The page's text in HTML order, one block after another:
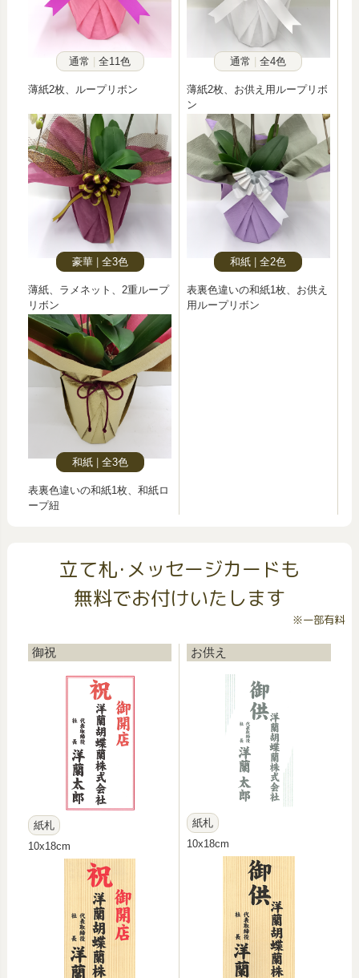
通常 全11色
薄紙2枚、ループリボン
豪華 全3色
薄紙、ラメネット、2重ループ
リボン
和紙 全3色
表裏色違いの和紙1枚、和紙ロ
ープ紐
通常 全4色
薄紙2枚、お供え用ループリボ
ン
和紙 全2色
表裏色違いの和紙1枚、お供え
用ループリボン
立て札･メッセージカードも
無料でお付けいたします
※一部有料
御祝
紙札
10x18cm
お供え
紙札
10x18cm